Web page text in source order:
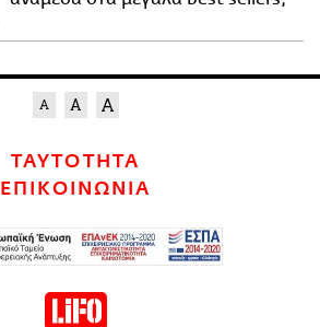
ΤΑΥΤΟΤΗΤΑ
ΕΠΙΚΟΙΝΩΝΙΑ